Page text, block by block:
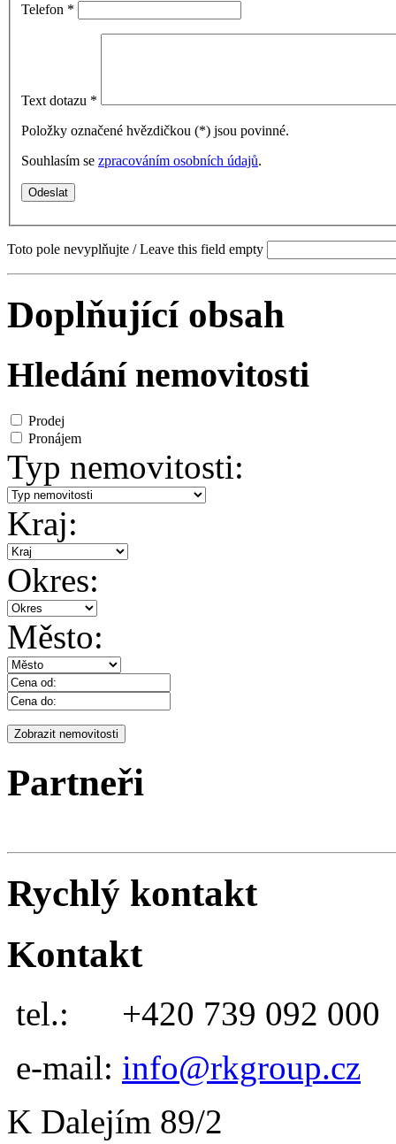
Telefon *
Text dotazu *
Položky označené hvězdičkou (*) jsou povinné.
Souhlasím se zpracováním osobních údajů.
Toto pole nevyplňujte / Leave this field empty
Doplňující obsah
Hledání nemovitosti
Prodej
Pronájem
Typ nemovitosti:
Kraj:
Okres:
Město:
Partneři
Rychlý kontakt
Kontakt
tel.: +420 739 092 000
e-mail: info@rkgroup.cz
K Dalejím 89/2